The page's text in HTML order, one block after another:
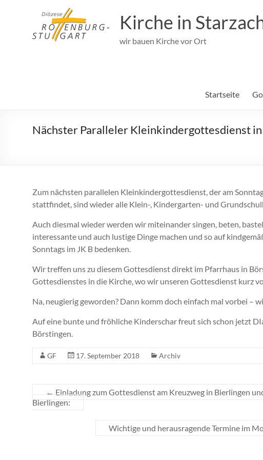
Kirche in
wir bauen Kirche vor Ort
Startseite
Nächster Paralleler Kleinkindergottesdienst
Zum nächsten parallelen Kleinkindergottesdienst, der am
stattfindet, sind wieder alle Klein-, Kindergarten- und
Auch diesmal wieder werden wir miteinander singen, beten,
interessante und auch lustige Dinge machen und so auf
Sonntags im JK B bedenken.
Wir treffen uns zu diesem Gottesdienst direkt im Pfarrhaus in
Gottesdienstes in die Kirche, wo wir unseren Gottesdienst kurz
Na, neugierig geworden? Dann komm doch einfach mal vorbei –
Auf eine bunte und fröhliche Kinderschar freut sich schon jetzt
Börstingen.
GF 17. September 2018 Archiv
← Einladung zum Gottesdienst am Kreuzweg in Bierlingen
Bierlingen:
Wichtige und herausragende Termine im